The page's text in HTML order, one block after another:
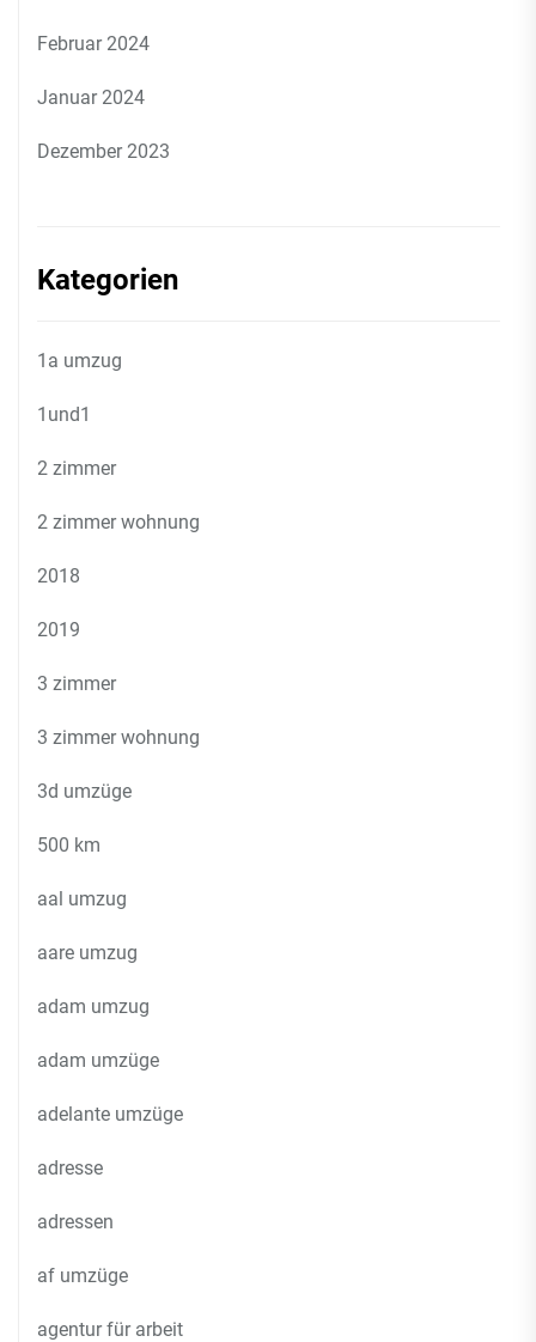
Februar 2024
Januar 2024
Dezember 2023
Kategorien
1a umzug
1und1
2 zimmer
2 zimmer wohnung
2018
2019
3 zimmer
3 zimmer wohnung
3d umzüge
500 km
aal umzug
aare umzug
adam umzug
adam umzüge
adelante umzüge
adresse
adressen
af umzüge
agentur für arbeit